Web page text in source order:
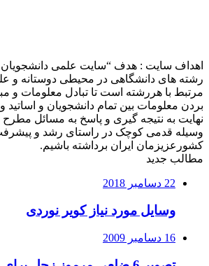
اهداف سایت : هدف “سایت علمی دانشجویان
رشته های دانشگاهی در محیطی دوستانه و
مرتبط با هررشته است تا تبادل معلومات و
بردن معلومات بین تمام دانشجویان و
نهایت به نتیجه گیری و پاسخ به مسائل مطرح
وسیله قدمی کوچک در راستای رشد و
کشورعزیزمان ایران برداشته باشیم.
مطالب جدید
22 دسامبر 2018
وسایل مورد نیاز کویر نوردی
16 دسامبر 2009